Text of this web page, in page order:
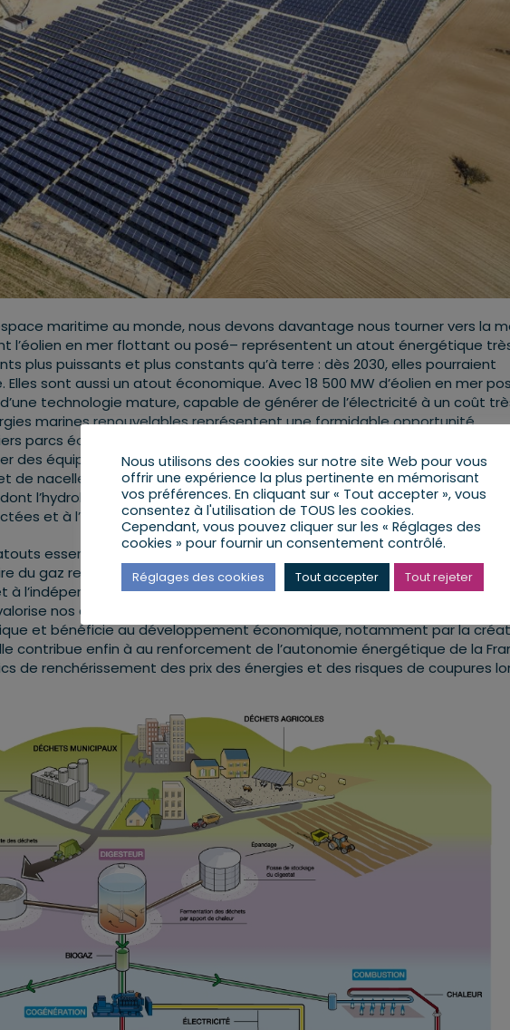
maritime au monde, nous devons davantage nous tourner vers la
l’éolien en mer flottant ou posé– représentent un atout énergétique
plus puissants et plus constants qu’à terre : dès 2030, elles pourraient
sont aussi un atout économique. Avec 18 500 MW d’éolien en mer
technologie mature, capable de générer de l’électricité à un coût
marines renouvelables représentent une formidable opportunité
parcs éoliens en mer qui verront bientôt le jour généreront à eux seuls
des équipementiers d’envergure internationale sur notre territoire, avec
de nacelles, d’éoliennes ou de fondations à la clé. Il convient également
l’hydrolien, qui contribueront à leur mesure au mix énergétique, en
et à l’export.
essentiels : son agriculture et son savoir-faire en matière d’économie
du gaz renouvelable. Cette forme d’énergie participe à la décarbonation
l’indépendance énergétique des territoires en substituant des énergies
nos déchets. Elle apporte un complément de revenus aux
et bénéficie au développement économique, notamment par la
contribue enfin à au renforcement de l’autonomie énergétique de la
de renchérissement des prix des énergies et des risques de coupures
Nous utilisons des cookies sur notre site Web pour vous
offrir une expérience la plus pertinente en mémorisant
vos préférences. En cliquant sur « Tout accepter », vous
consentez à l'utilisation de TOUS les cookies.
Cependant, vous pouvez cliquer sur les « Réglages des
cookies » pour fournir un consentement contrôlé.
Réglages des cookies Tout accepter Tout rejeter